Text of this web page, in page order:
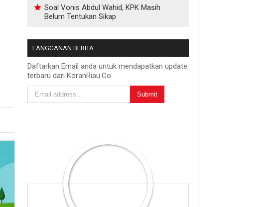
Soal Vonis Abdul Wahid, KPK Masih
Belum Tentukan Sikap
LANGGANAN BERITA
Daftarkan Email anda untuk mendapatkan update
terbaru dari KoranRiau.Co